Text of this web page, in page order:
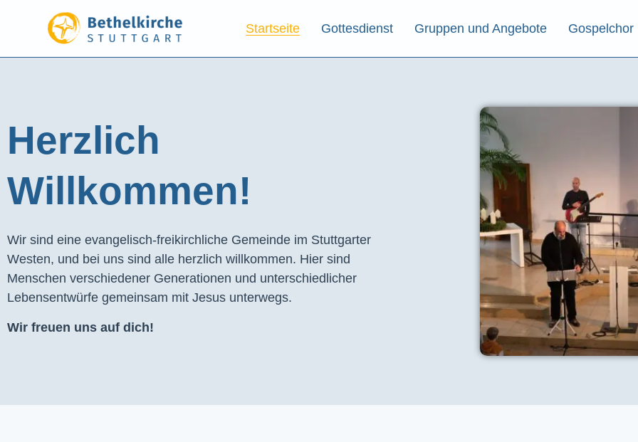
Startseite Gottesdienst Gruppen und Angebote Gospelchor
Herzlich
Willkommen!
Wir sind eine evangelisch-freikirchliche Gemeinde im Stuttgarter
Westen, und bei uns sind alle herzlich willkommen. Hier sind
Menschen verschiedener Generationen und unterschiedlicher
Lebensentwürfe gemeinsam mit Jesus unterwegs.
Wir freuen uns auf dich!